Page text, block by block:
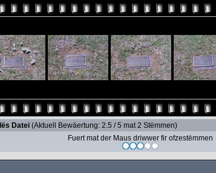
Datei (Aktuell Bewäertung: 2.5 / 5 mat 2 Stëmmen)
Fuert mat der Maus driwwer fir ofzestëmmen